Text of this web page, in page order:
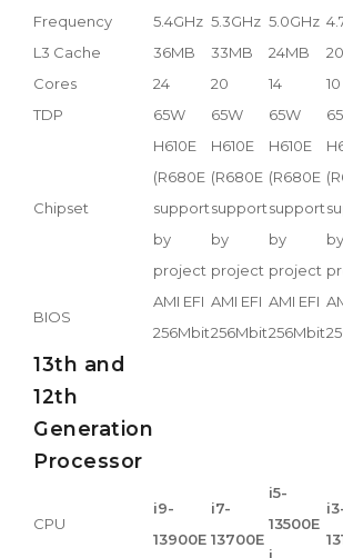
Frequency
5.4GHz 5.3GHz 5.0GHz
L3 Cache
36MB 33MB 24MB
Cores
24 20 14 10
TDP
65W 65W 65W
Chipset
H610E
(R680E
support
by
project
H610E
(R680E
support
by
project
H610E
(R680E
support
by
project
by
BIOS
AMI EFI
256Mbit
AMI EFI
256Mbit
AMI EFI
256Mbit
13th and
12th
Generation
Processor
CPU
i9-
13900E
i7-
13700E
i5-
13500E
i